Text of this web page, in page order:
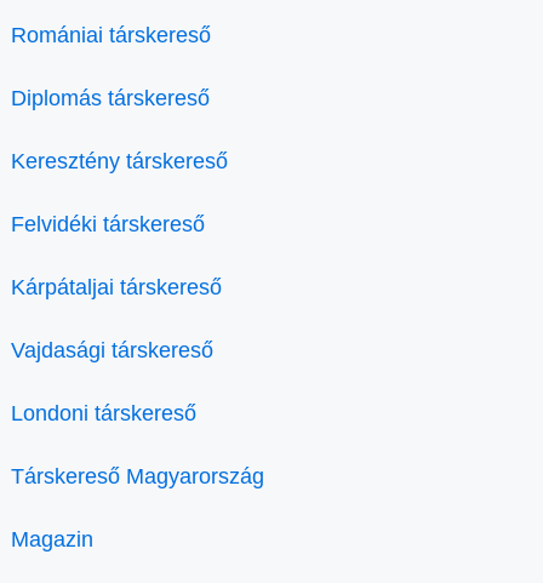
Romániai társkereső
Diplomás társkereső
Keresztény társkereső
Felvidéki társkereső
Kárpátaljai társkereső
Vajdasági társkereső
Londoni társkereső
Társkereső Magyarország
Magazin